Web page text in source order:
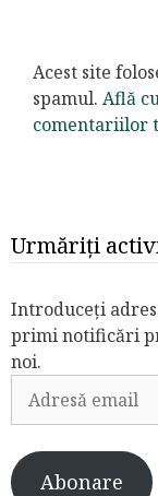
Acest site
spamul. Află
comentariilor
Urmăriți
Introduceți
primi notificări
noi.
Adresă
email
Abonare